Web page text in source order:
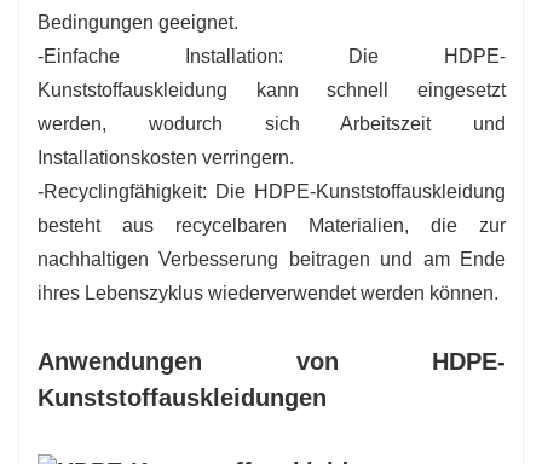
Bedingungen geeignet.
-Einfache Installation: Die HDPE-
Kunststoffauskleidung kann schnell eingesetzt
werden, wodurch sich Arbeitszeit und
Installationskosten verringern.
-Recyclingfähigkeit: Die HDPE-Kunststoffauskleidung
besteht aus recycelbaren Materialien, die zur
nachhaltigen Verbesserung beitragen und am Ende
ihres Lebenszyklus wiederverwendet werden können.
Anwendungen von HDPE-
Kunststoffauskleidungen